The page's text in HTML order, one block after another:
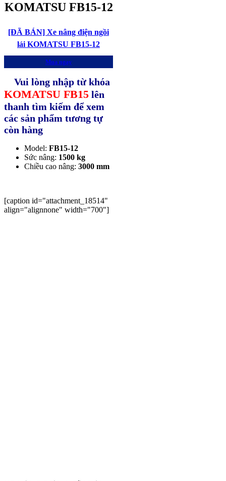
KOMATSU FB15-12
[ĐÃ BÁN] Xe nâng điện ngồi
lái KOMATSU FB15-12
Mua ngay
Vui lòng nhập từ khóa
KOMATSU FB15 lên
thanh tìm kiếm để xem
các sản phẩm tương tự
còn hàng
Model: FB15-12
Sức nâng: 1500 kg
Chiều cao nâng: 3000 mm
[caption id="attachment_18514"
align="alignnone" width="700"]